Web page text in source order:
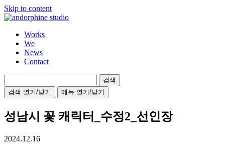
Skip to content
Works
We
News
Contact
색:검색 열기/닫기 메뉴 열기/닫기
성남시 꽃 캐릭터_수정2_선인장
2024.12.16